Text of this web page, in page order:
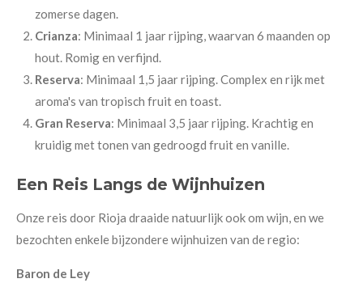
zomerse dagen.
Crianza: Minimaal 1 jaar rijping, waarvan 6 maanden op
hout. Romig en verfijnd.
Reserva: Minimaal 1,5 jaar rijping. Complex en rijk met
aroma's van tropisch fruit en toast.
Gran Reserva: Minimaal 3,5 jaar rijping. Krachtig en
kruidig met tonen van gedroogd fruit en vanille.
Een Reis Langs de Wijnhuizen
Onze reis door Rioja draaide natuurlijk ook om wijn, en we
bezochten enkele bijzondere wijnhuizen van de regio:
Baron de Ley